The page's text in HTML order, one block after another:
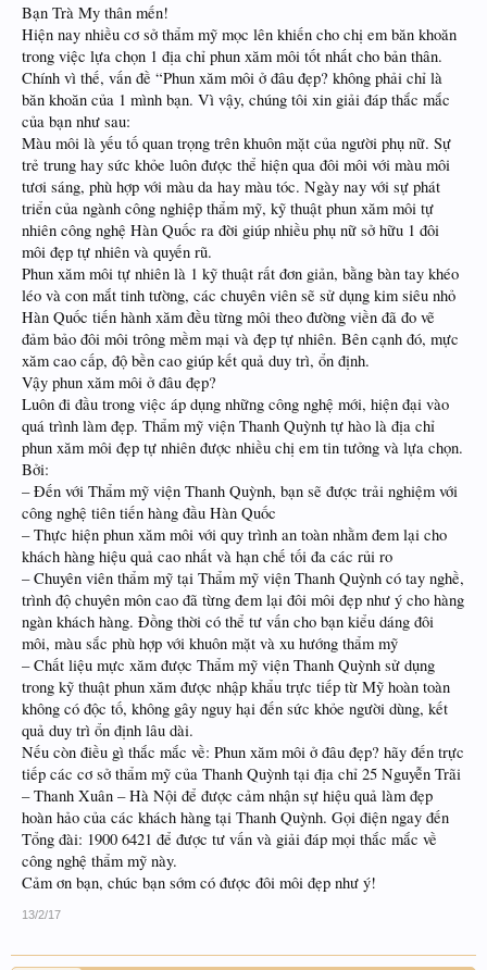
Bạn Trà My thân mến!
Hiện nay nhiều cơ sở thẩm mỹ mọc lên khiến cho chị em băn khoăn
trong việc lựa chọn 1 địa chỉ phun xăm môi tốt nhất cho bản thân.
Chính vì thế, vấn đề “Phun xăm môi ở đâu đẹp? không phải chỉ là
băn khoăn của 1 mình bạn. Vì vậy, chúng tôi xin giải đáp thắc mắc
của bạn như sau:
Màu môi là yếu tố quan trọng trên khuôn mặt của người phụ nữ. Sự
trẻ trung hay sức khỏe luôn được thể hiện qua đôi môi với màu môi
tươi sáng, phù hợp với màu da hay màu tóc. Ngày nay với sự phát
triển của ngành công nghiệp thẩm mỹ, kỹ thuật phun xăm môi tự
nhiên công nghệ Hàn Quốc ra đời giúp nhiều phụ nữ sở hữu 1 đôi
môi đẹp tự nhiên và quyến rũ.
Phun xăm môi tự nhiên là 1 kỹ thuật rất đơn giản, bằng bàn tay khéo
léo và con mắt tinh tường, các chuyên viên sẽ sử dụng kim siêu nhỏ
Hàn Quốc tiến hành xăm đều từng môi theo đường viền đã đo vẽ
đảm bảo đôi môi trông mềm mại và đẹp tự nhiên. Bên cạnh đó, mực
xăm cao cấp, độ bền cao giúp kết quả duy trì, ổn định.
Vậy phun xăm môi ở đâu đẹp?
Luôn đi đầu trong việc áp dụng những công nghệ mới, hiện đại vào
quá trình làm đẹp. Thẩm mỹ viện Thanh Quỳnh tự hào là địa chỉ
phun xăm môi đẹp tự nhiên được nhiều chị em tin tưởng và lựa chọn.
Bởi:
– Đến với Thẩm mỹ viện Thanh Quỳnh, bạn sẽ được trải nghiệm với
công nghệ tiên tiến hàng đầu Hàn Quốc
– Thực hiện phun xăm môi với quy trình an toàn nhằm đem lại cho
khách hàng hiệu quả cao nhất và hạn chế tối đa các rủi ro
– Chuyên viên thẩm mỹ tại Thẩm mỹ viện Thanh Quỳnh có tay nghề,
trình độ chuyên môn cao đã từng đem lại đôi môi đẹp như ý cho hàng
ngàn khách hàng. Đồng thời có thể tư vấn cho bạn kiểu dáng đôi
môi, màu sắc phù hợp với khuôn mặt và xu hướng thẩm mỹ
– Chất liệu mực xăm được Thẩm mỹ viện Thanh Quỳnh sử dụng
trong kỹ thuật phun xăm được nhập khẩu trực tiếp từ Mỹ hoàn toàn
không có độc tố, không gây nguy hại đến sức khỏe người dùng, kết
quả duy trì ổn định lâu dài.
Nếu còn điều gì thắc mắc về: Phun xăm môi ở đâu đẹp? hãy đến trực
tiếp các cơ sở thẩm mỹ của Thanh Quỳnh tại địa chỉ 25 Nguyễn Trãi
– Thanh Xuân – Hà Nội để được cảm nhận sự hiệu quả làm đẹp
hoàn hảo của các khách hàng tại Thanh Quỳnh. Gọi điện ngay đến
Tổng đài: 1900 6421 để được tư vấn và giải đáp mọi thắc mắc về
công nghệ thẩm mỹ này.
Cảm ơn bạn, chúc bạn sớm có được đôi môi đẹp như ý!
13/2/17